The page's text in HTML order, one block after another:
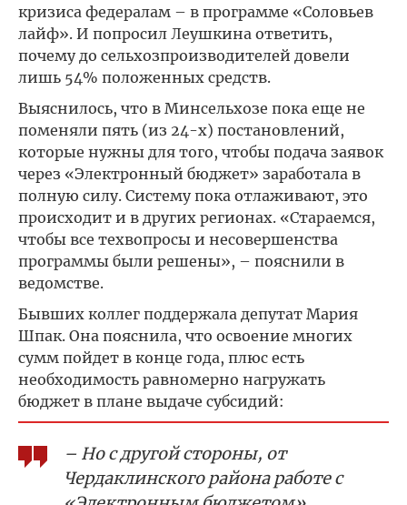
кризиса федералам – в программе «Соловьев
лайф». И попросил Леушкина ответить,
почему до сельхозпроизводителей довели
лишь 54% положенных средств.
Выяснилось, что в Минсельхозе пока еще не
поменяли пять (из 24-х) постановлений,
которые нужны для того, чтобы подача заявок
через «Электронный бюджет» заработала в
полную силу. Систему пока отлаживают, это
происходит и в других регионах. «Стараемся,
чтобы все техвопросы и несовершенства
программы были решены», – пояснили в
ведомстве.
Бывших коллег поддержала депутат Мария
Шпак. Она пояснила, что освоение многих
сумм пойдет в конце года, плюс есть
необходимость равномерно нагружать
бюджет в плане выдаче субсидий:
– Но с другой стороны, от
Чердаклинского района работе с